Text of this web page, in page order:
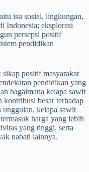
isu sosial, lingkungan,
Indonesia; eksplorasi
persepsi positif
pendidikan
positif masyarakat
pendidikan yang
bagaimana kelapa sawit
besar terhadap
unggulan, kelapa sawit
harga yang lebih
yang tinggi, serta
nabati lainnya.